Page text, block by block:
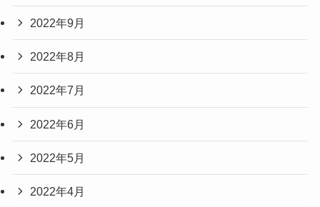
2022年9月
2022年8月
2022年7月
2022年6月
2022年5月
2022年4月